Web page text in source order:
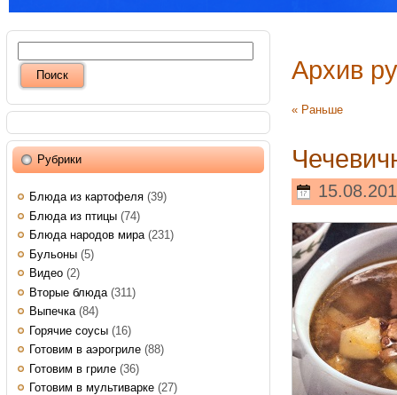
Рубрики
Блюда из картофеля (39)
Блюда из птицы (74)
Блюда народов мира(231)
Бульоны (5)
Видео (2)
Вторые блюда (311)
Выпечка(84)
Горячие соусы (16)
Готовим в аэрогриле (88)
Готовим в гриле (36)
Готовим в мультиварке (27)
Архив
« Раньше